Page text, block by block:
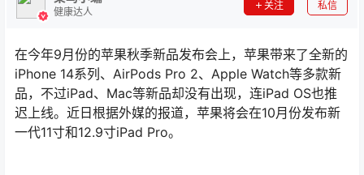
健康达人
关注 私信
在今年9月份的苹果秋季新品发布会上，苹果带来了全新的
iPhone 14系列、AirPods Pro 2、Apple Watch等多款新
品，不过iPad、Mac等新品却没有出现，连iPad OS也推
迟上线。近日根据外媒的报道，苹果将会在10月份发布新
一代11寸和12.9寸iPad Pro。